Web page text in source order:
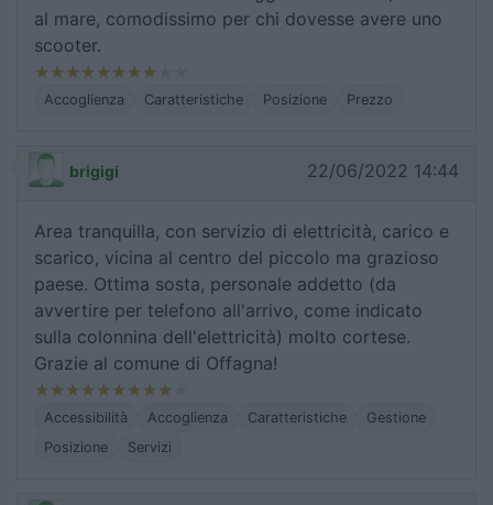
al mare, comodissimo per chi dovesse avere uno
scooter.
Accoglienza Caratteristiche Posizione Prezzo
brigigi 22/06/2022 14:44
Area tranquilla, con servizio di elettricità, carico e
scarico, vicina al centro del piccolo ma grazioso
paese. Ottima sosta, personale addetto (da
avvertire per telefono all'arrivo, come indicato
sulla colonnina dell'elettricità) molto cortese.
Grazie al comune di Offagna!
Accessibilità Accoglienza Caratteristiche
Gestione
Posizione
Servizi